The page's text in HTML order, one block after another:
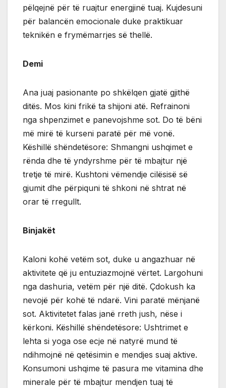
pëlqejnë për të ruajtur energjinë tuaj. Kujdesuni
për balancën emocionale duke praktikuar
teknikën e frymëmarrjes së thellë.
Demi
Ana juaj pasionante po shkëlqen gjatë gjithë
ditës. Mos kini frikë ta shijoni atë. Refrainoni
nga shpenzimet e panevojshme sot. Do të bëni
më mirë të kurseni paratë për më vonë.
Këshillë shëndetësore: Shmangni ushqimet e
rënda dhe të yndyrshme për të mbajtur një
tretje të mirë. Kushtoni vëmendje cilësisë së
gjumit dhe përpiquni të shkoni në shtrat në
orar të rregullt.
Binjakët
Kaloni kohë vetëm sot, duke u angazhuar në
aktivitete që ju entuziazmojnë vërtet. Largohuni
nga dashuria, vetëm për një ditë. Çdokush ka
nevojë për kohë të ndarë. Vini paratë mënjanë
sot. Aktivitetet falas janë rreth jush, nëse i
kërkoni. Këshillë shëndetësore: Ushtrimet e
lehta si yoga ose ecje në natyrë mund të
ndihmojnë në qetësimin e mendjes suaj aktive.
Konsumoni ushqime të pasura me vitamina dhe
minerale për të mbajtur mendjen tuaj të